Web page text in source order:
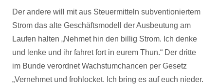
Der andere will mit aus Steuermitteln subventioniertem
Strom das alte Geschäftsmodell der Ausbeutung am
Laufen halten „Nehmet hin den billig Strom. Ich denke
und lenke und ihr fahret fort in eurem Thun.“ Der dritte
im Bunde verordnet Wachstumchancen per Gesetz
„Vernehmet und frohlocket. Ich bring es auf euch nieder.